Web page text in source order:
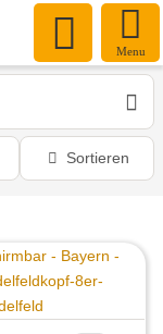
Menu
Sortieren